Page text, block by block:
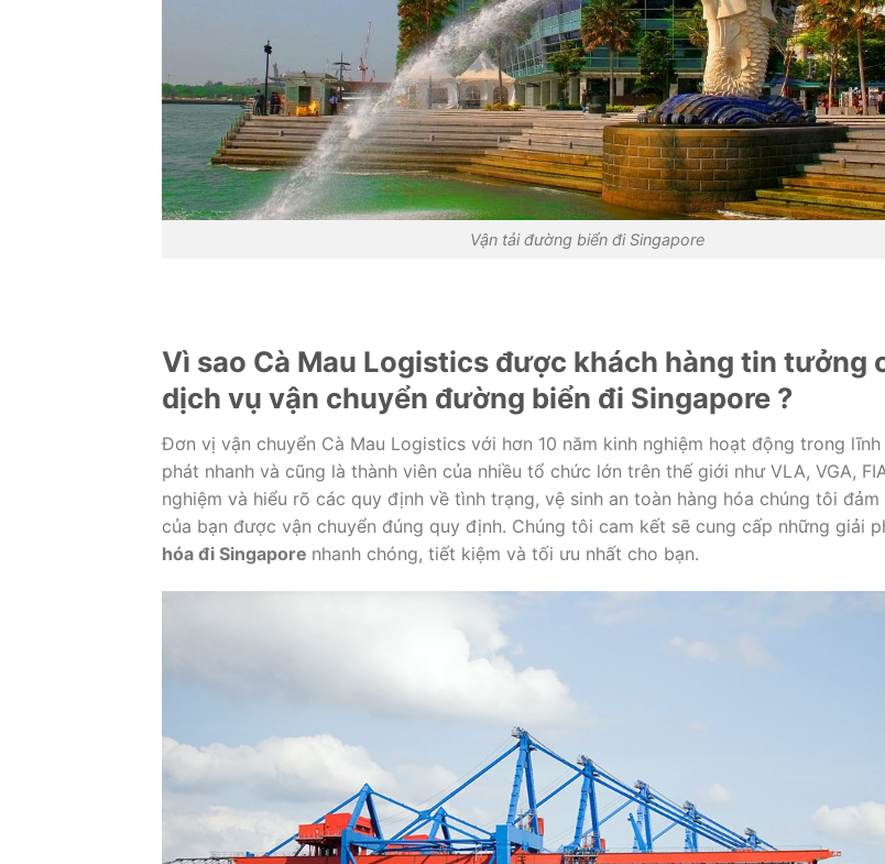
Vận tải đường biển đi Singapore
Vì sao Cà Mau Logistics được khách hàng tin tưởng
dịch vụ vận chuyển đường biển đi Singapore ?
Đơn vị vận chuyển Cà Mau Logistics với hơn 10 năm kinh nghiệm hoạt động trong
phát nhanh và cũng là thành viên của nhiều tổ chức lớn trên thế giới như VLA, VGA,
nghiệm và hiểu rõ các quy định về tình trạng, vệ sinh an toàn hàng hóa chúng tôi đảm
của bạn được vận chuyển đúng quy định. Chúng tôi cam kết sẽ cung cấp những giải
hóa đi Singapore nhanh chóng, tiết kiệm và tối ưu nhất cho bạn.